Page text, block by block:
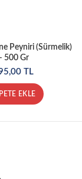
Peyniri (Sürmelik)
500 Gr
TL
EKLE